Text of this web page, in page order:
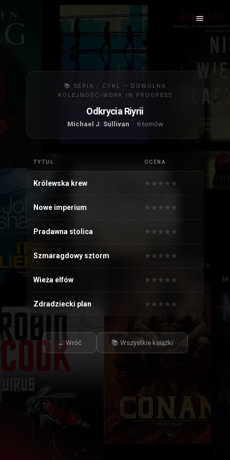
📚 SERIA / CYKL — DOWOLNA
KOLEJNOŚĆ/WORK IN PROGRESS
Odkrycia Riyrii
Michael J. Sullivan · 6 tomów
TYTUŁ OCENA
Królewska krew ★
★ ★
★ ★
★ ★
★ ★
★
Nowe imperium ★
★ ★
★ ★
★ ★
★ ★
★
Pradawna stolica ★
★ ★
★ ★
★ ★
★ ★
★
Szmaragdowy sztorm ★
★ ★
★ ★
★ ★
★ ★
★
Wieża elfów ★
★ ★
★ ★
★ ★
★ ★
★
Zdradziecki plan ★
★ ★
★ ★
★ ★
★ ★
★
← Wróć 📚 Wszystkie książki